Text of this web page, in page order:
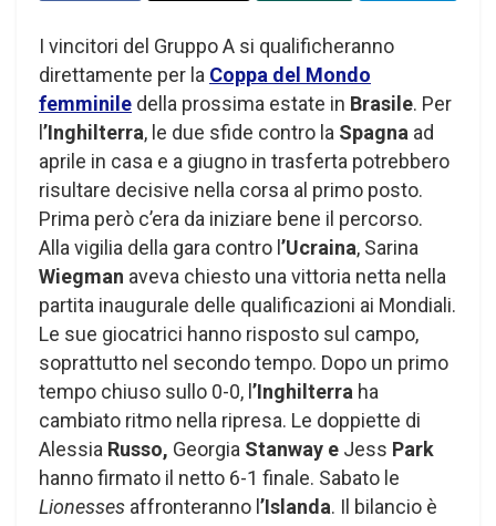
I vincitori del Gruppo A si qualificheranno
direttamente per la Coppa del Mondo
femminile della prossima estate in Brasile. Per
l’Inghilterra, le due sfide contro la Spagna ad
aprile in casa e a giugno in trasferta potrebbero
risultare decisive nella corsa al primo posto.
Prima però c’era da iniziare bene il percorso.
Alla vigilia della gara contro l’Ucraina, Sarina
Wiegman aveva chiesto una vittoria netta nella
partita inaugurale delle qualificazioni ai Mondiali.
Le sue giocatrici hanno risposto sul campo,
soprattutto nel secondo tempo. Dopo un primo
tempo chiuso sullo 0-0, l’Inghilterra ha
cambiato ritmo nella ripresa. Le doppiette di
Alessia Russo, Georgia Stanway e Jess Park
hanno firmato il netto 6-1 finale. Sabato le
Lionesses affronteranno l’Islanda. Il bilancio è